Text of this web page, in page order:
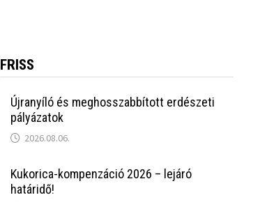
FRISS
Újranyíló és meghosszabbított erdészeti
pályázatok
2026.08.06.
Kukorica-kompenzáció 2026 – lejáró
határidő!